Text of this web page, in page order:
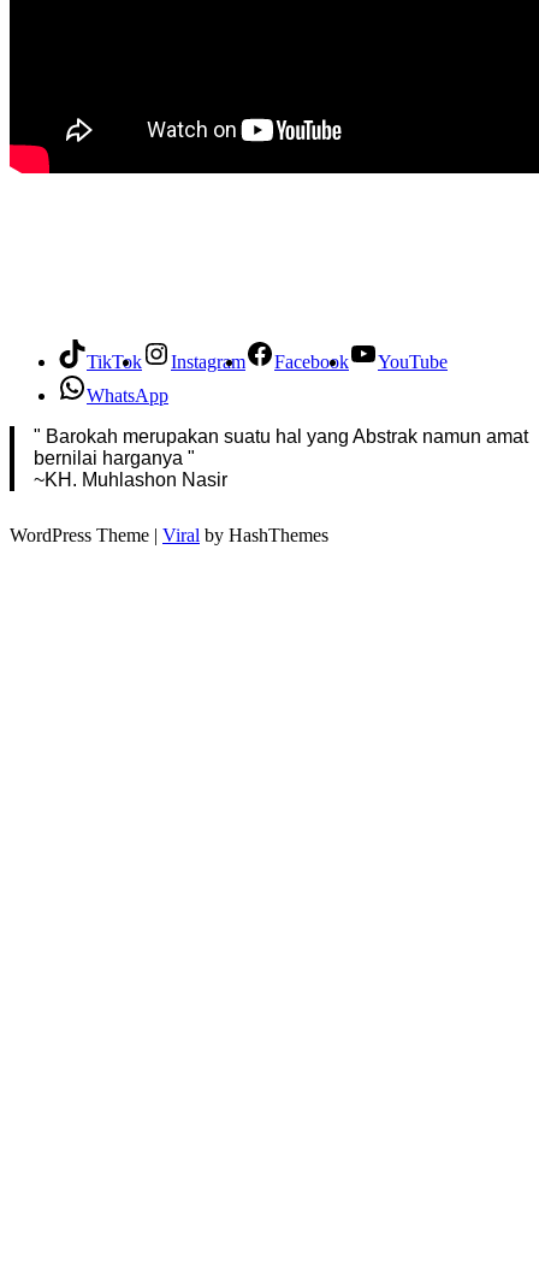
TikTok Instagram Facebook
YouTube
WhatsApp
" Barokah merupakan suatu hal yang Abstrak namun amat
bernilai harganya "
~KH. Muhlashon Nasir
WordPress Theme | Viral by HashThemes